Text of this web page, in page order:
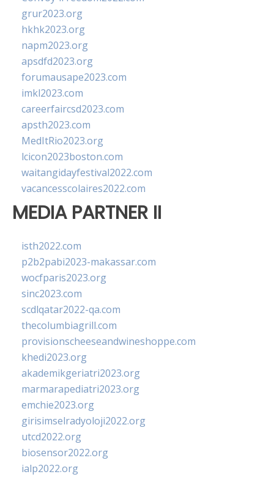
grur2023.org
hkhk2023.org
napm2023.org
apsdfd2023.org
forumausape2023.com
imkl2023.com
careerfaircsd2023.com
apsth2023.com
MedItRio2023.org
lcicon2023boston.com
waitangidayfestival2022.com
vacancesscolaires2022.com
MEDIA PARTNER II
isth2022.com
p2b2pabi2023-makassar.com
wocfparis2023.org
sinc2023.com
scdlqatar2022-qa.com
thecolumbiagrill.com
provisionscheeseandwineshoppe.com
khedi2023.org
akademikgeriatri2023.org
marmarapediatri2023.org
emchie2023.org
girisimselradyoloji2022.org
utcd2022.org
biosensor2022.org
ialp2022.org